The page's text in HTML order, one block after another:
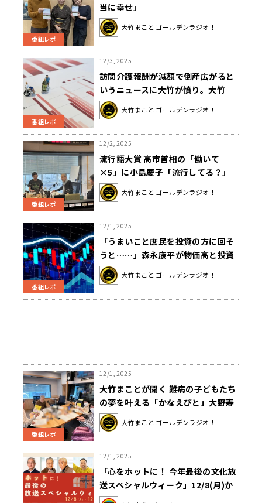
番組レポ
当に幸せ」
大竹まこと ゴールデンラジオ！
番組レポ
12/3, 2025
訪問介護報酬が減額で倒産広がると
いうニュースに大竹が憤り。大竹
「根本的に政策が間違ってる」
大竹まこと ゴールデンラジオ！
番組レポ
12/2, 2025
流行語大賞 高市首相の「働いて
×5」に小島慶子「流行してる？」
大竹まこと ゴールデンラジオ！
番組レポ
12/1, 2025
「うまいこと庶民を投資の方に回そ
うと……」森永康平が物価高と投資
の仕組みを解説
大竹まこと ゴールデンラジオ！
番組レポ
12/1, 2025
大竹まことが聞く 難病の子どもたち
の夢を叶える「かなえびと」大野寿
子さんの活動
大竹まこと ゴールデンラジオ！
12/1, 2025
「心をホットに！ 今年最後の文化放
送スペシャルウィーク」12/8(月)か
ら！スペシャルゲスト＆特別企画や